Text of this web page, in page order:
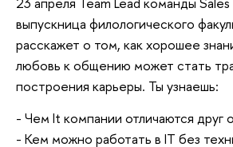
выпускница филологического
расскажет о том, как хорошее
любовь к общению может стать
построения карьеры. Ты узнаешь:
- Чем It компании отличаются друг
- Кем можно работать в IT без